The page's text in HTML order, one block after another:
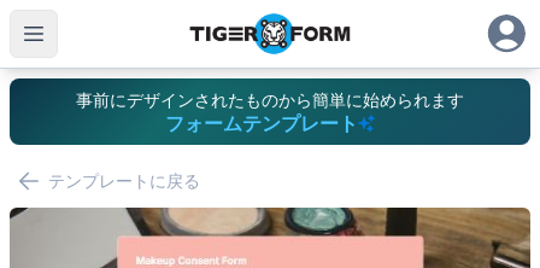
事前にデザインされたものから簡単に始められます
フォームテンプレート
テンプレートに戻る